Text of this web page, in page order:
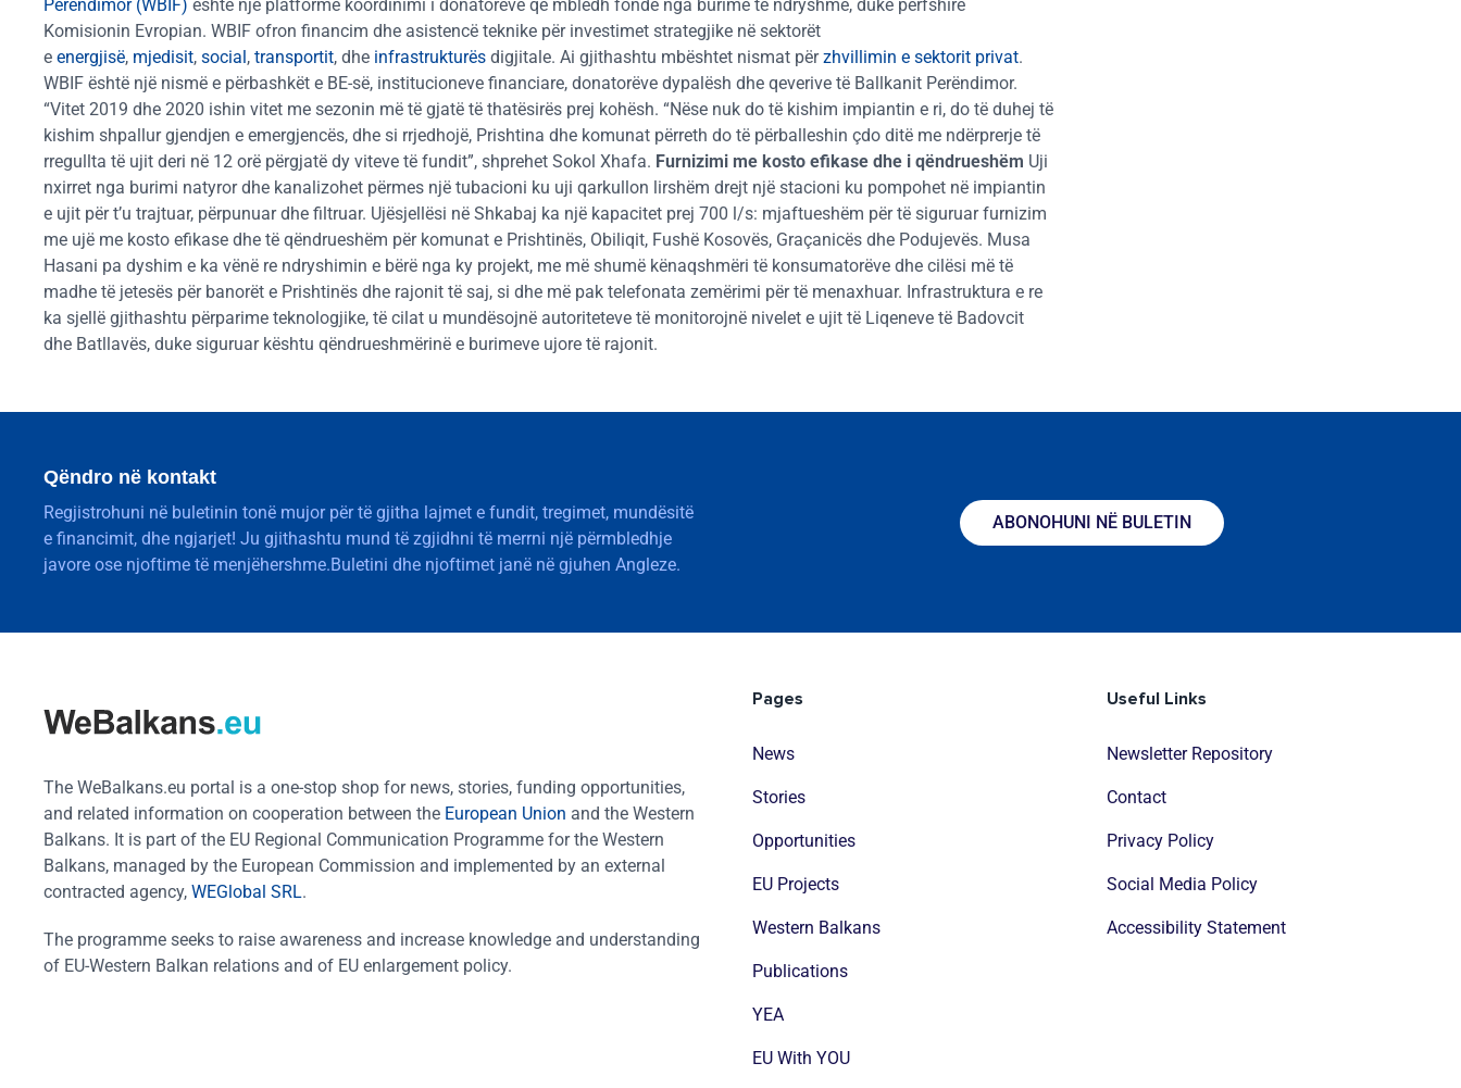
Perëndimor (WBIF) është një platformë koordinimi i donatorëve që mbledh fonde nga burime të ndryshme, duke përfshirë
Komisionin Evropian. WBIF ofron financim dhe asistencë teknike për investimet strategjike në sektorët
e energjisë, mjedisit, social , transportit, dhe infrastrukturës digjitale. Ai gjithashtu mbështet nismat përzhvillimin e sektorit privat.
WBIF është një nismë e përbashkët e BE-së, institucioneve financiare, donatorëve dypalësh dhe qeverive të Ballkanit Perëndimor.
“Vitet 2019 dhe 2020 ishin vitet me sezonin më të gjatë të thatësirës prej kohësh. “Nëse nuk do të kishim impiantin e ri, do të duhej të
kishim shpallur gjendjen e emergjencës, dhe si rrjedhojë, Prishtina dhe komunat përreth do të përballeshin çdo ditë me ndërprerje të
rregullta të ujit deri në 12 orë përgjatë dy viteve të fundit”, shprehet Sokol Xhafa. Furnizimi me kosto efikase dhe i qëndrueshëm Uji
nxirret nga burimi natyror dhe kanalizohet përmes një tubacioni ku uji qarkullon lirshëm drejt një stacioni ku pompohet në impiantin
e ujit për t’u trajtuar, përpunuar dhe filtruar. Ujësjellësi në Shkabaj ka një kapacitet prej 700 l/s: mjaftueshëm për të siguruar furnizim
me ujë me kosto efikase dhe të qëndrueshëm për komunat e Prishtinës, Obiliqit, Fushë Kosovës, Graçanicës dhe Podujevës. Musa
Hasani pa dyshim e ka vënë re ndryshimin e bërë nga ky projekt, me më shumë kënaqshmëri të konsumatorëve dhe cilësi më të
madhe të jetesës për banorët e Prishtinës dhe rajonit të saj, si dhe më pak telefonata zemërimi për të menaxhuar. Infrastruktura e re
ka sjellë gjithashtu përparime teknologjike, të cilat u mundësojnë autoriteteve të monitorojnë nivelet e ujit të Liqeneve të Badovcit
dhe Batllavës, duke siguruar kështu qëndrueshmërinë e burimeve ujore të rajonit.
Qëndro në kontakt
Regjistrohuni në buletinin tonë mujor për të gjitha lajmet e fundit, tregimet, mundësitë
e financimit, dhe ngjarjet! Ju gjithashtu mund të zgjidhni të merrni një përmbledhje
javore ose njoftime të menjëhershme.Buletini dhe njoftimet janë në gjuhen Angleze.
ABONOHUNI NË BULETIN
The WeBalkans.eu portal is a one-stop shop for news, stories, funding opportunities,
and related information on cooperation between the European Union and the Western
Balkans. It is part of the EU Regional Communication Programme for the Western
Balkans, managed by the European Commission and implemented by an external
contracted agency, WEGlobal SRL.
The programme seeks to raise awareness and increase knowledge and understanding
of EU-Western Balkan relations and of EU enlargement policy.
Pages
News
Stories
Opportunities
EU Projects
Western Balkans
Publications
YEA
EU With YOU
Useful Links
Newsletter Repository
Contact
Privacy Policy
Social Media Policy
Accessibility Statement